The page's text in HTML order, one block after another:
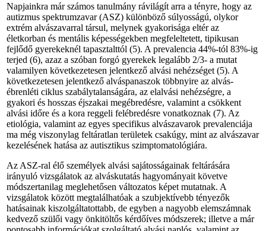
Napjainkra már számos tanulmány rávilágít arra a tényre, hogy az
autizmus spektrumzavar (ASZ) különböző súlyosságú, olykor
extrém alvászavarral társul, melynek gyakorisága eltér az
életkorban és mentális képességekben megfeleltetett, tipikusan
fejlődő gyerekeknél tapasztalttól (5). A prevalencia 44%-tól 83%-ig
terjed (6), azaz a szóban forgó gyerekek legalább 2/3- a mutat
valamilyen következetesen jelentkező alvási nehézséget (5). A
következetesen jelentkező alváspanaszok többnyire az alvás-
ébrenléti ciklus szabálytalanságára, az elalvási nehézségre, a
gyakori és hosszas éjszakai megébredésre, valamint a csökkent
alvási időre és a kora reggeli felébredésre vonatkoznak (7). Az
etiológia, valamint az egyes specifikus alvászavarok prevalenciája
ma még viszonylag feltáratlan területek csakúgy, mint az alvászavar
kezelésének hatása az autisztikus szimptomatológiára.
Az ASZ-ral élő személyek alvási sajátosságainak feltárására
irányuló vizsgálatok az alváskutatás hagyományait követve
módszertanilag meglehetősen változatos képet mutatnak. A
vizsgálatok között megtalálhatóak a szubjektívebb tényezők
hatásainak kiszolgáltatottabb, de egyben a nagyobb elemszámnak
kedvező szülői vagy önkitöltős kérdőíves módszerek; illetve a már